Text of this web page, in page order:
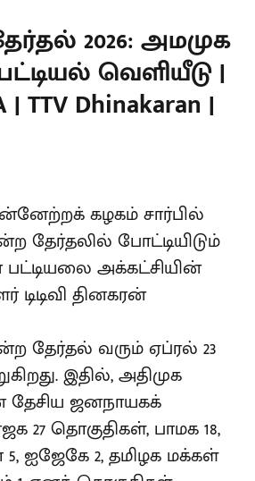
2026: அமமுக
வெளியீடு |
| TTV Dhinakaran |
கழகம் சார்பில்
தேர்தலில் போட்டியிடும்
அக்கட்சியின்
தினகரன்
தேர்தல் வரும் ஏப்ரல் 23
இதில், அதிமுக
ஜனநாயகக்
27 தொகுதிகள், பாமக 18,
5, ஐஜேகே 2, தமிழக மக்கள்